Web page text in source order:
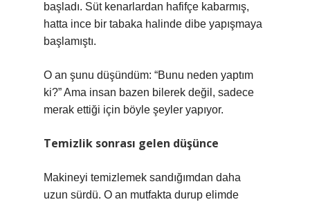
başladı. Süt kenarlardan hafifçe kabarmış,
hatta ince bir tabaka halinde dibe yapışmaya
başlamıştı.
O an şunu düşündüm: “Bunu neden yaptım
ki?” Ama insan bazen bilerek değil, sadece
merak ettiği için böyle şeyler yapıyor.
Temizlik sonrası gelen düşünce
Makineyi temizlemek sandığımdan daha
uzun sürdü. O an mutfakta durup elimde